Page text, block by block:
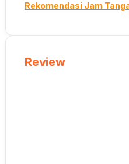
Rekomendasi Jam
Review